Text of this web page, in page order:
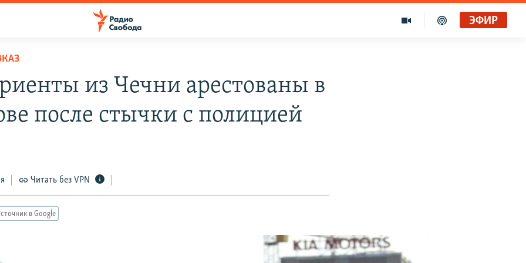
ЭФИР
из Чечни арестованы в
после стычки с полицией
Читать без VPN
в Google